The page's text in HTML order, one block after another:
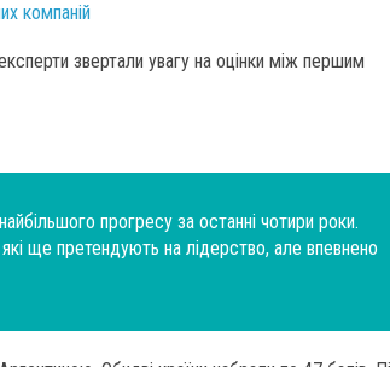
компаній
звертали увагу на оцінки між першим
прогресу за останні чотири роки.
ще претендують на лідерство, але впевнено